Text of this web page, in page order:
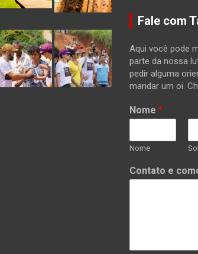
Fale com
Aqui você pode
parte da nossa
pedir alguma
mandar um oi.
Nome *
Nome
Contato e